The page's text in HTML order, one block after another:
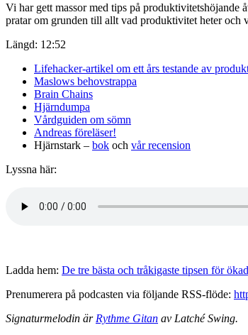
Vi har gett massor med tips på produktivitetshöjande
pratar om grunden till allt vad produktivitet heter och
Längd: 12:52
Lifehacker-artikel om ett års testande av
Maslows behovstrappa
Brain Chains
Hjärndumpa
Vårdguiden om sömn
Andreas föreläser!
Hjärnstark – bok och vår recension
Lyssna här:
Ladda hem: De tre bästa och tråkigaste tipsen för
Prenumerera på podcasten via följande RSS-flöde:
Signaturmelodin är Rythme Gitan av Latché Swing.